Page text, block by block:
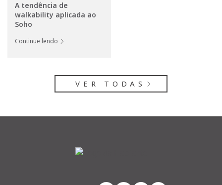
A tendência de
walkability aplicada ao
Soho
Continue lendo
VER TODAS